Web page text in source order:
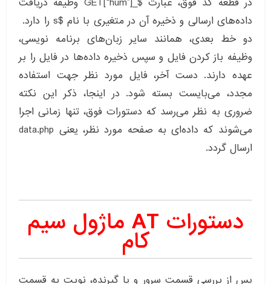
داده‌های ارسالی و ذخیره آن در متغیری با نام $s را دارد.
دو خط بعدی، همانند سایر زبان‌های برنامه نویسی،
وظیفه باز کردن فایل و سپس ذخیره داده‌ها در فایل را بر
عهده دارند. دست آخر، فایل مورد نظر جهت استفاده
مجدد، می‌بایست بسته شود. در اینجا، ذکر این نکته
ضروری به نظر می‌رسد که دستورات فوق، تنها زمانی اجرا
می‌شوند که داده‌ای به صفحه مورد نظر، یعنی data.php
ارسال گردد.
دستورات AT ماژول سیم
کام
پس از بررسی قسمت سرور و یا گیرنده، نوبت به قسمت